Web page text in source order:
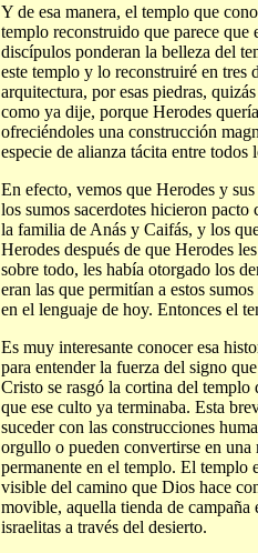
Y de esa manera, el templo que
templo reconstruido que parece
discípulos ponderan la belleza del
este templo y lo reconstruiré en tres
arquitectura, por esas piedras,
como ya dije, porque Herodes
ofreciéndoles una construcción
especie de alianza tácita entre
En efecto, vemos que Herodes y
los sumos sacerdotes hicieron
la familia de Anás y Caifás, y los
Herodes después de que Herodes
sobre todo, les había otorgado los
eran las que permitían a estos
en el lenguaje de hoy. Entonces el
Es muy interesante conocer esa
para entender la fuerza del signo
Cristo se rasgó la cortina del templo
que ese culto ya terminaba. Esta
suceder con las construcciones
orgullo o pueden convertirse en una
permanente en el templo. El templo
visible del camino que Dios hace
movible, aquella tienda de
israelitas a través del desierto.